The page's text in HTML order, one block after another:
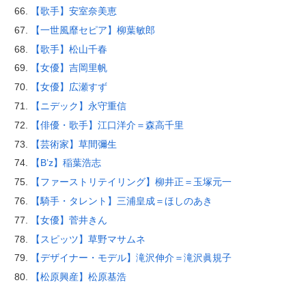
【歌手】安室奈美恵
【一世風靡セピア】柳葉敏郎
【歌手】松山千春
【女優】吉岡里帆
【女優】広瀬すず
【ニデック】永守重信
【俳優・歌手】江口洋介＝森高千里
【芸術家】草間彌生
【B’z】稲葉浩志
【ファーストリテイリング】柳井正＝玉塚元一
【騎手・タレント】三浦皇成＝ほしのあき
【女優】菅井きん
【スピッツ】草野マサムネ
【デザイナー・モデル】滝沢伸介＝滝沢眞規子
【松原興産】松原基浩